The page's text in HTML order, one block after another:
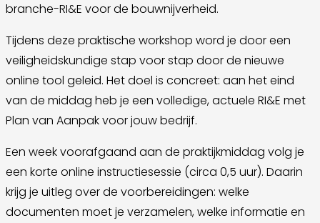
branche-RI&E voor de bouwnijverheid.
Tijdens deze praktische workshop word je door een
veiligheidskundige stap voor stap door de nieuwe
online tool geleid. Het doel is concreet: aan het eind
van de middag heb je een volledige, actuele RI&E met
Plan van Aanpak voor jouw bedrijf.
Een week voorafgaand aan de praktijkmiddag volg je
een korte online instructiesessie (circa 0,5 uur). Daarin
krijg je uitleg over de voorbereidingen: welke
documenten moet je verzamelen, welke informatie en